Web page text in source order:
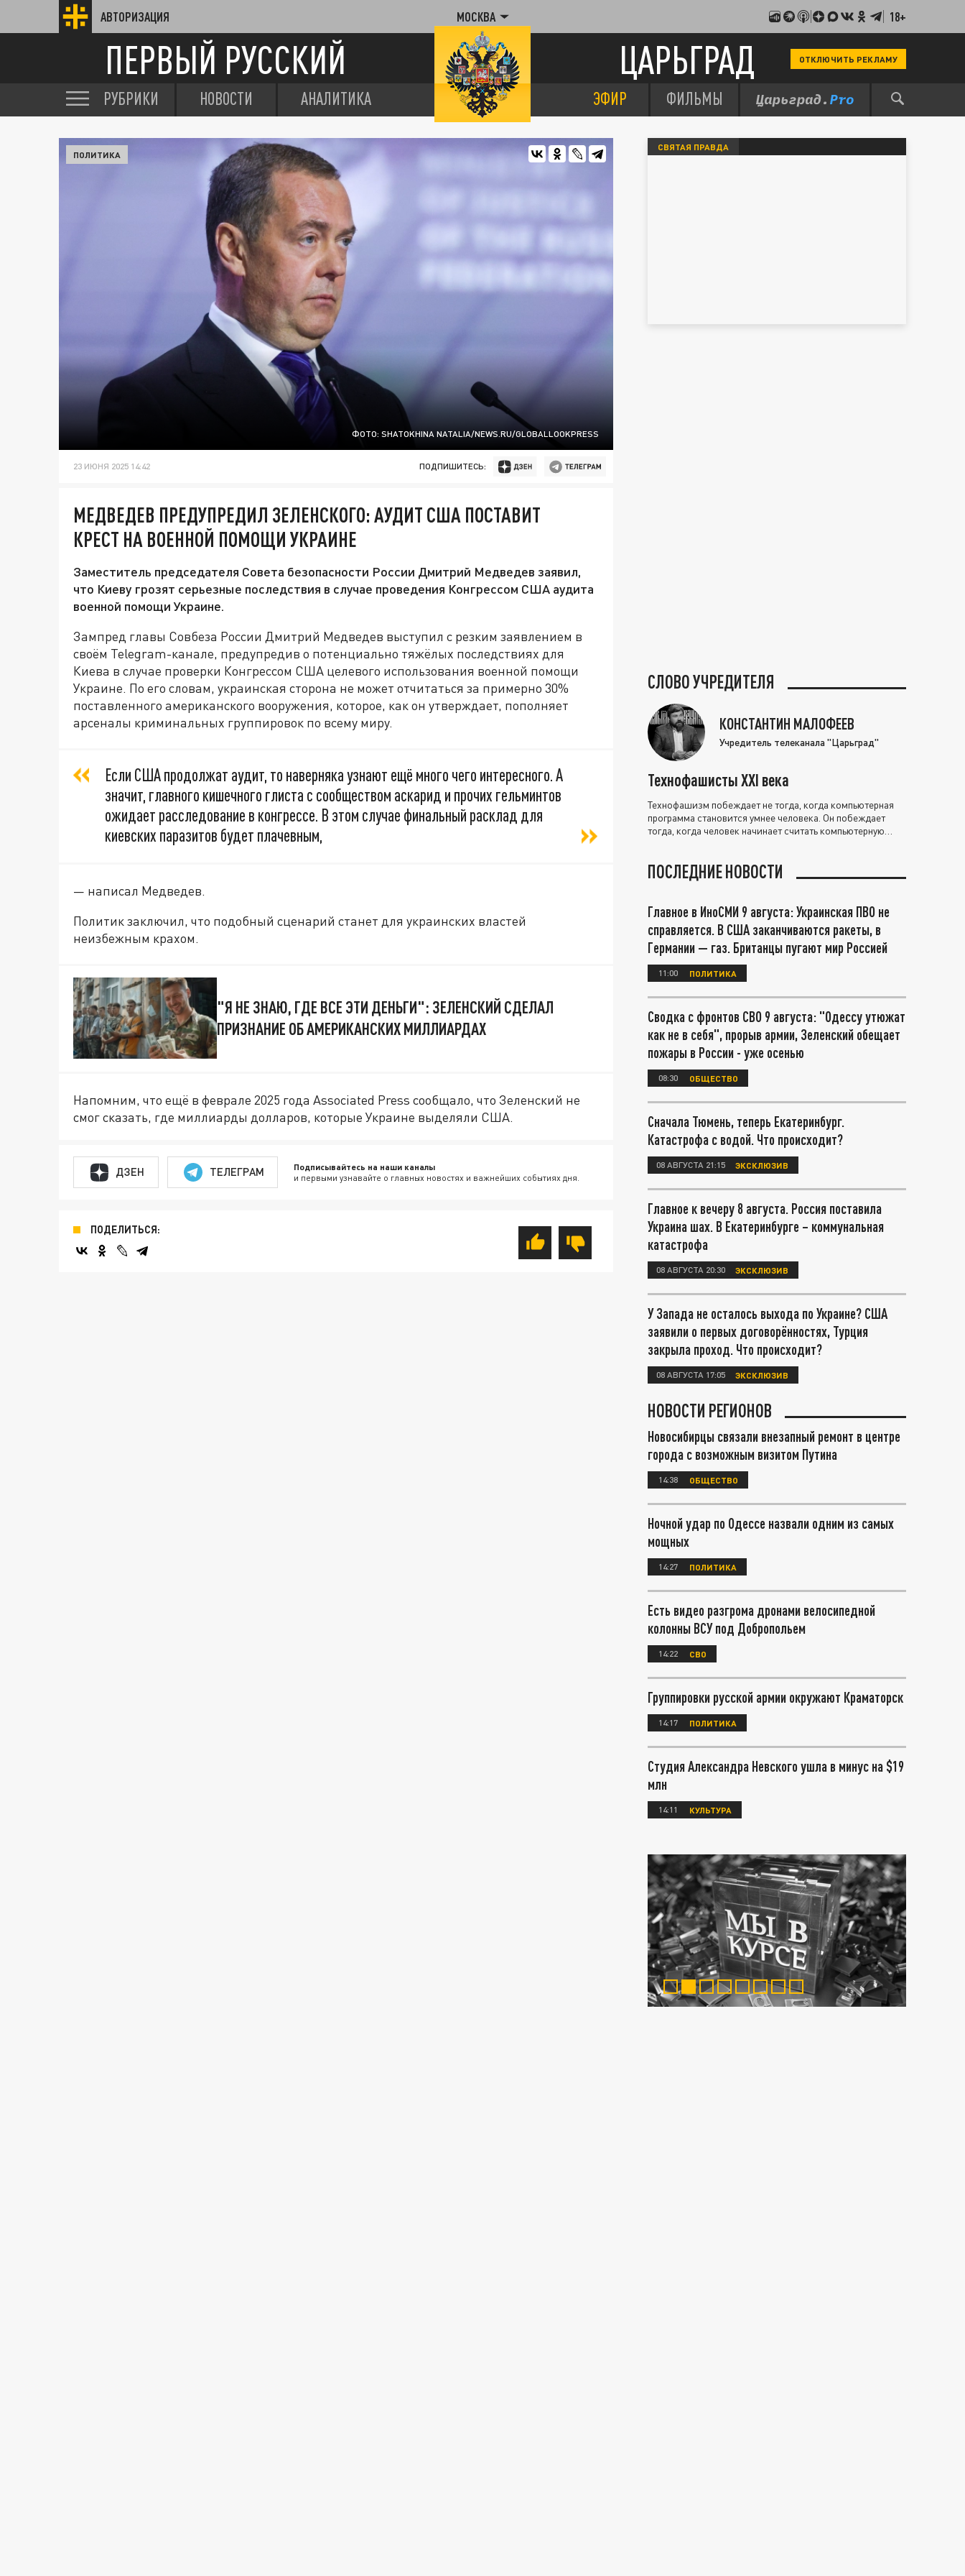
АВТОРИЗАЦИЯ МОСКВА 18+
ПЕРВЫЙ РУССКИЙ ЦАРЬГРАД ОТКЛЮЧИТЬ РЕКЛАМУ
РУБРИКИ НОВОСТИ АНАЛИТИКА ЭФИР ФИЛЬМЫ
ФОТО: SHATOKHINA NATALIA/NEWS.RU/GLOBALLOOKPRESS
ПОЛИТИКА
23 ИЮНЯ 2025 14:42 ПОДПИШИТЕСЬ:
МЕДВЕДЕВ ПРЕДУПРЕДИЛ ЗЕЛЕНСКОГО: АУДИТ США ПОСТАВИТ
КРЕСТ НА ВОЕННОЙ ПОМОЩИ УКРАИНЕ
Заместитель председателя Совета безопасности России Дмитрий Медведев заявил,
что Киеву грозят серьезные последствия в случае проведения Конгрессом США аудита
военной помощи Украине.
Зампред главы Совбеза России Дмитрий Медведев выступил с резким заявлением в
своём Telegram-канале, предупредив о потенциально тяжёлых последствиях для
Киева в случае проверки Конгрессом США целевого использования военной помощи
Украине. По его словам, украинская сторона не может отчитаться за примерно 30%
поставленного американского вооружения, которое, как он утверждает, пополняет
арсеналы криминальных группировок по всему миру.
Если США продолжат аудит, то наверняка узнают ещё много чего интересного. А
значит, главного кишечного глиста с сообществом аскарид и прочих гельминтов
ожидает расследование в конгрессе. В этом случае финальный расклад для
киевских паразитов будет плачевным,
— написал Медведев.
Политик заключил, что подобный сценарий станет для украинских властей
неизбежным крахом.
"Я НЕ ЗНАЮ, ГДЕ ВСЕ ЭТИ ДЕНЬГИ": ЗЕЛЕНСКИЙ СДЕЛАЛ
ПРИЗНАНИЕ ОБ АМЕРИКАНСКИХ МИЛЛИАРДАХ
Напомним, что ещё в феврале 2025 года Associated Press сообщало, что Зеленский не
смог сказать, где миллиарды долларов, которые Украине выделяли США.
ДЗЕН ТЕЛЕГРАМ Подписывайтесь на наши каналы
и первыми узнавайте о главных новостях и важнейших событиях дня.
ПОДЕЛИТЬСЯ:
СВЯТАЯ ПРАВДА
СЛОВО УЧРЕДИТЕЛЯ
КОНСТАНТИН МАЛОФЕЕВ
Учредитель телеканала "Царьград"
Технофашисты XXI века
Технофашизм побеждает не тогда, когда компьютерная
программа становится умнее человека. Он побеждает
тогда, когда человек начинает считать компьютерную
ПОСЛЕДНИЕ НОВОСТИ
Главное в ИноСМИ 9 августа: Украинская ПВО не
справляется. В США заканчиваются ракеты, в
Германии — газ. Британцы пугают мир Россией
11:00 ПОЛИТИКА
Сводка с фронтов СВО 9 августа: "Одессу утюжат
как не в себя", прорыв армии, Зеленский обещает
пожары в России - уже осенью
08:30 ОБЩЕСТВО
Сначала Тюмень, теперь Екатеринбург.
Катастрофа с водой. Что происходит?
08 АВГУСТА 21:15 ЭКСКЛЮЗИВ
Главное к вечеру 8 августа. Россия поставила
Украина шах. В Екатеринбурге – коммунальная
катастрофа
08 АВГУСТА 20:30 ЭКСКЛЮЗИВ
У Запада не осталось выхода по Украине? США
заявили о первых договорённостях, Турция
закрыла проход. Что происходит?
08 АВГУСТА 17:05 ЭКСКЛЮЗИВ
НОВОСТИ РЕГИОНОВ
Новосибирцы связали внезапный ремонт в центре
города с возможным визитом Путина
14:38 ОБЩЕСТВО
Ночной удар по Одессе назвали одним из самых
мощных
14:27 ПОЛИТИКА
Есть видео разгрома дронами велосипедной
колонны ВСУ под Добропольем
14:22 СВО
Группировки русской армии окружают Краматорск
14:17 ПОЛИТИКА
Студия Александра Невского ушла в минус на $19
млн
14:11 КУЛЬТУРА